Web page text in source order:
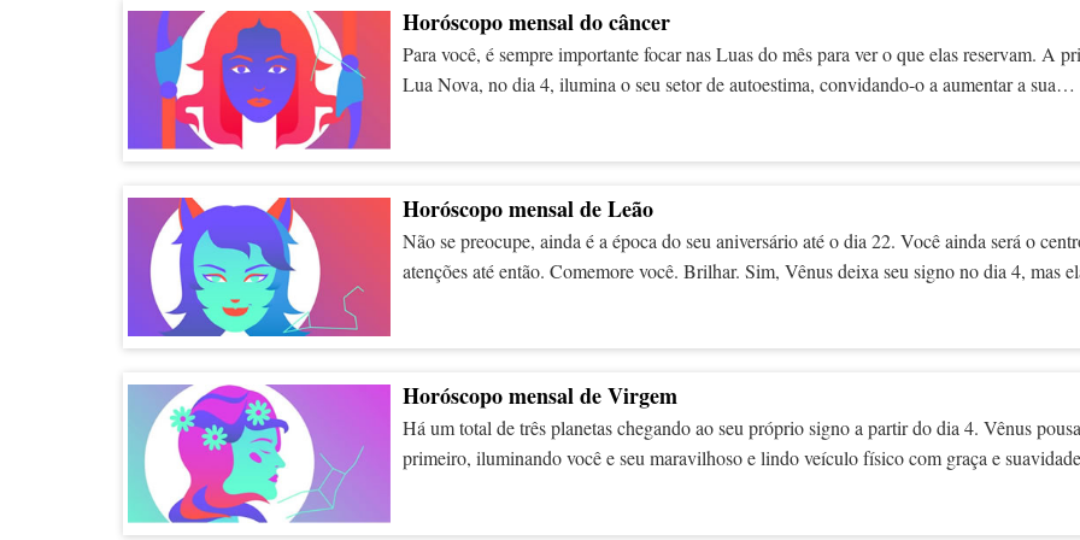
todo, você sabe. Vênus acalma as coisas com sua chegada oportuna no dia anterior – dia 4
este mesmo setor. Sua graça e charme farão toda a diferença nos dias que virão.
Horóscopo mensal do câncer
Para você, é sempre importante focar nas Luas do mês para ver o que elas reservam. A
Lua Nova, no dia 4, ilumina o seu setor de autoestima, convidando-o a aumentar a sua
indica uma mudança de recursos, o culminar de seus sonhos materiais. Aconteceu da
que você gostaria? De alguma forma. Com um pequeno toque.
Horóscopo mensal de Leão
Não se preocupe, ainda é a época do seu aniversário até o dia 22. Você ainda será o
atenções até então. Comemore você. Brilhar. Sim, Vênus deixa seu signo no dia 4, mas
o banco nem expande a cintura. Conte os centavos e os dólares contarão sozinhos.
Horóscopo mensal de Virgem
Há um total de três planetas chegando ao seu próprio signo a partir do dia 4. Vênus pousa
primeiro, iluminando você e seu maravilhoso e lindo veículo físico com graça e